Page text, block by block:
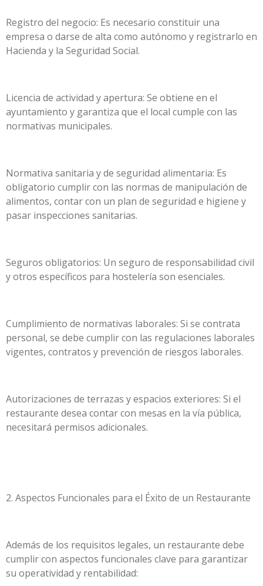
Registro del negocio: Es necesario constituir una
empresa o darse de alta como autónomo y registrarlo en
Hacienda y la Seguridad Social.
Licencia de actividad y apertura: Se obtiene en el
ayuntamiento y garantiza que el local cumple con las
normativas municipales.
Normativa sanitaria y de seguridad alimentaria: Es
obligatorio cumplir con las normas de manipulación de
alimentos, contar con un plan de seguridad e higiene y
pasar inspecciones sanitarias.
Seguros obligatorios: Un seguro de responsabilidad civil
y otros específicos para hostelería son esenciales.
Cumplimiento de normativas laborales: Si se contrata
personal, se debe cumplir con las regulaciones laborales
vigentes, contratos y prevención de riesgos laborales.
Autorizaciones de terrazas y espacios exteriores: Si el
restaurante desea contar con mesas en la vía pública,
necesitará permisos adicionales.
2. Aspectos Funcionales para el Éxito de un Restaurante
Además de los requisitos legales, un restaurante debe
cumplir con aspectos funcionales clave para garantizar
su operatividad y rentabilidad: